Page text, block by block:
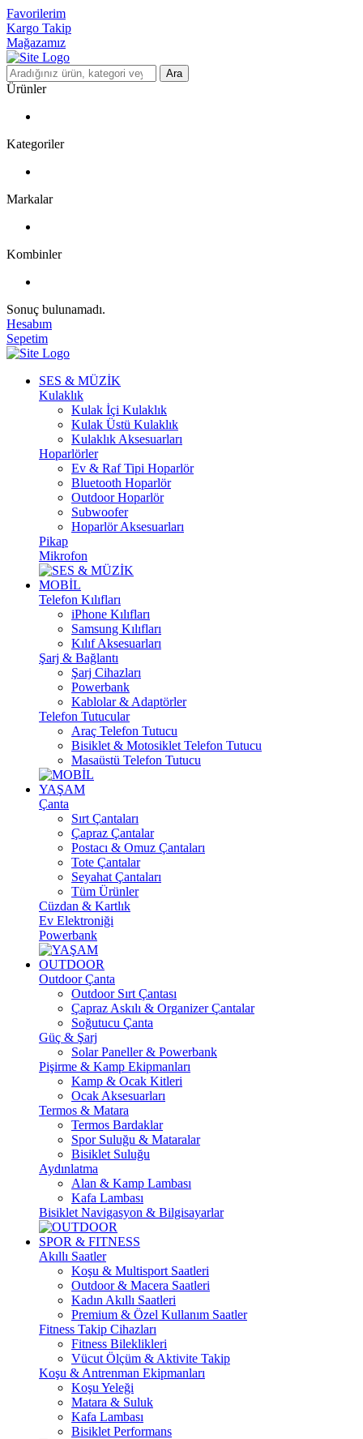
Favorilerim
Kargo Takip
Mağazamız
Ara
Ürünler
Kategoriler
Markalar
Kombinler
Sonuç bulunamadı.
Hesabım
Sepetim
SES & MÜZİK
Kulaklık
Kulak İçi Kulaklık
Kulak Üstü Kulaklık
Kulaklık Aksesuarları
Hoparlörler
Ev & Raf Tipi Hoparlör
Bluetooth Hoparlör
Outdoor Hoparlör
Subwoofer
Hoparlör Aksesuarları
Pikap
Mikrofon
MOBİL
Telefon Kılıfları
iPhone Kılıfları
Samsung Kılıfları
Kılıf Aksesuarları
Şarj & Bağlantı
Şarj Cihazları
Powerbank
Kablolar & Adaptörler
Telefon Tutucular
Araç Telefon Tutucu
Bisiklet & Motosiklet Telefon Tutucu
Masaüstü Telefon Tutucu
YAŞAM
Çanta
Sırt Çantaları
Çapraz Çantalar
Postacı & Omuz Çantaları
Tote Çantalar
Seyahat Çantaları
Tüm Ürünler
Cüzdan & Kartlık
Ev Elektroniği
Powerbank
OUTDOOR
Outdoor Çanta
Outdoor Sırt Çantası
Çapraz Askılı & Organizer Çantalar
Soğutucu Çanta
Güç & Şarj
Solar Paneller & Powerbank
Pişirme & Kamp Ekipmanları
Kamp & Ocak Kitleri
Ocak Aksesuarları
Termos & Matara
Termos Bardaklar
Spor Suluğu & Mataralar
Bisiklet Suluğu
Aydınlatma
Alan & Kamp Lambası
Kafa Lambası
Bisiklet Navigasyon & Bilgisayarlar
SPOR & FITNESS
Akıllı Saatler
Koşu & Multisport Saatleri
Outdoor & Macera Saatleri
Kadın Akıllı Saatleri
Premium & Özel Kullanım Saatler
Fitness Takip Cihazları
Fitness Bileklikleri
Vücut Ölçüm & Aktivite Takip
Koşu & Antrenman Ekipmanları
Koşu Yeleği
Matara & Suluk
Kafa Lambası
Bisiklet Performans